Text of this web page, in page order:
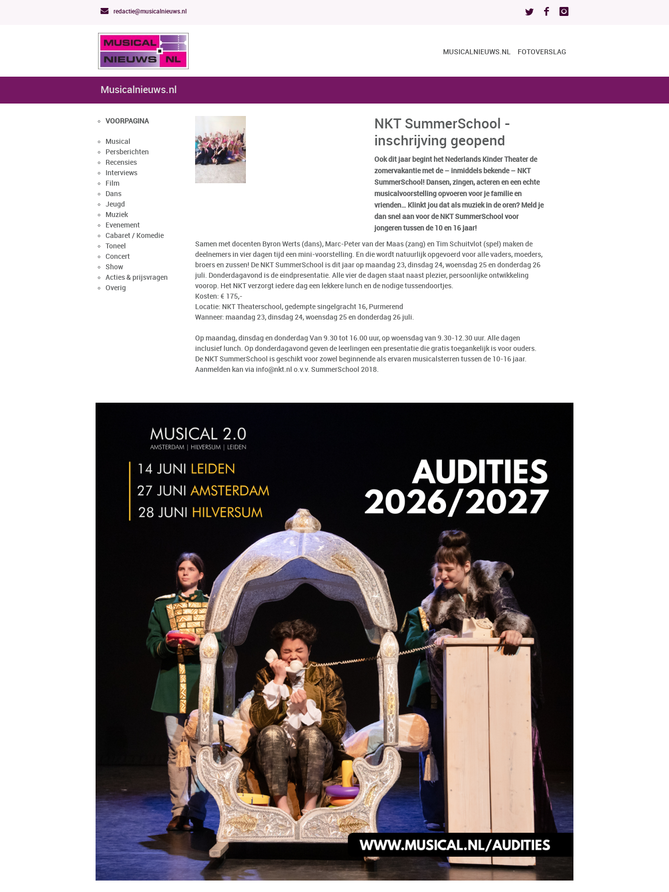
redactie@musicalnieuws.nl
MUSICALNIEUWS.NL FOTOVERSLAG
Musicalnieuws.nl
VOORPAGINA
Musical
Persberichten
Recensies
Interviews
Film
Dans
Jeugd
Muziek
Evenement
Cabaret / Komedie
Toneel
Concert
Show
Acties & prijsvragen
Overig
NKT SummerSchool -
inschrijving geopend
Ook dit jaar begint het Nederlands Kinder Theater de
zomervakantie met de – inmiddels bekende – NKT
SummerSchool! Dansen, zingen, acteren en een echte
musicalvoorstelling opvoeren voor je familie en
vrienden… Klinkt jou dat als muziek in de oren? Meld je
dan snel aan voor de NKT SummerSchool voor
jongeren tussen de 10 en 16 jaar!
Samen met docenten Byron Werts (dans), Marc-Peter van der Maas (zang) en Tim Schuitvlot (spel) maken de
deelnemers in vier dagen tijd een mini-voorstelling. En die wordt natuurlijk opgevoerd voor alle vaders, moeders,
broers en zussen! De NKT SummerSchool is dit jaar op maandag 23, dinsdag 24, woensdag 25 en donderdag 26
juli. Donderdagavond is de eindpresentatie. Alle vier de dagen staat naast plezier, persoonlijke ontwikkeling
voorop. Het NKT verzorgt iedere dag een lekkere lunch en de nodige tussendoortjes.
Kosten: € 175,-
Locatie: NKT Theaterschool, gedempte singelgracht 16, Purmerend
Wanneer: maandag 23, dinsdag 24, woensdag 25 en donderdag 26 juli.
Op maandag, dinsdag en donderdag Van 9.30 tot 16.00 uur, op woensdag van 9.30-12.30 uur. Alle dagen
inclusief lunch. Op donderdagavond geven de leerlingen een presentatie die gratis toegankelijk is voor ouders.
De NKT SummerSchool is geschikt voor zowel beginnende als ervaren musicalsterren tussen de 10-16 jaar.
Aanmelden kan via info@nkt.nl o.v.v. SummerSchool 2018.